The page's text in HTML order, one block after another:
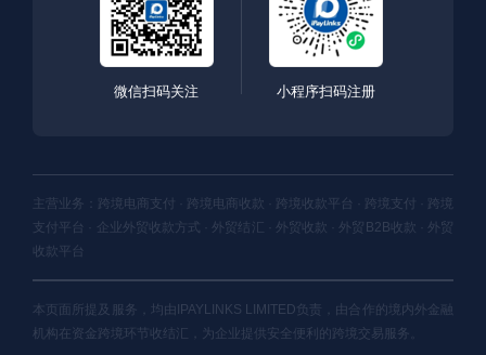
微信扫码关注 小程序扫码注册
主营业务：跨境电商支付 · 跨境电商收款 · 跨境收款平台 · 跨境支付 · 跨境
支付平台 · 企业外贸收款方式 · 外贸结汇 · 外贸收款 · 外贸B2B收款 · 外贸
收款平台
本页面所提及服务，均由IPAYLINKS LIMITED负责，由合作的境内外金融
机构在资金跨境环节收结汇，为企业提供安全便利的跨境交易服务。